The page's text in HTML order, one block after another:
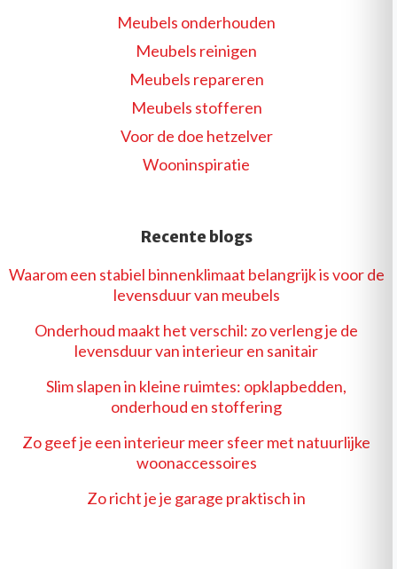
Meubels onderhouden
Meubels reinigen
Meubels repareren
Meubels stofferen
Voor de doe hetzelver
Wooninspiratie
Recente blogs
Waarom een stabiel binnenklimaat belangrijk is voor de
levensduur van meubels
Onderhoud maakt het verschil: zo verleng je de
levensduur van interieur en sanitair
Slim slapen in kleine ruimtes: opklapbedden,
onderhoud en stoffering
Zo geef je een interieur meer sfeer met natuurlijke
woonaccessoires
Zo richt je je garage praktisch in